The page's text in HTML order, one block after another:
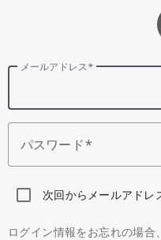
メールアドレス
パスワード
次回からメールアドレ
ログイン情報をお忘れの場